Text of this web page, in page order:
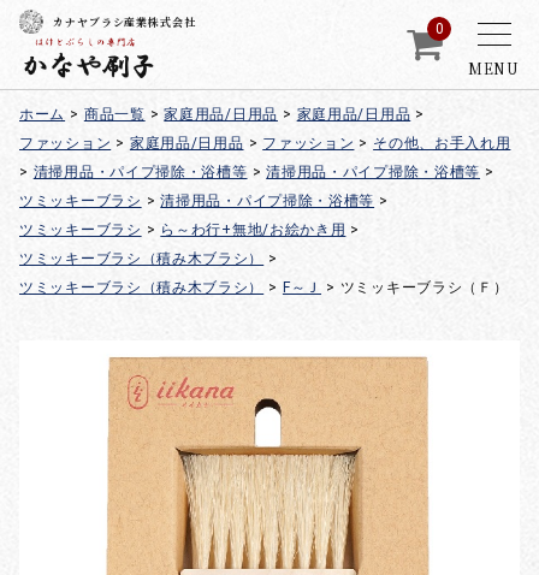
MENU
カナヤブラシ産業株式会社 0
ホーム > 商品一覧 > 家庭用品/日用品 > 家庭用品/日用品 >
ファッション > 家庭用品/日用品 > ファッション > その他、お手入れ用
> 清掃用品・パイプ掃除・浴槽等 > 清掃用品・パイプ掃除・浴槽等 >
ツミッキーブラシ > 清掃用品・パイプ掃除・浴槽等 >
ツミッキーブラシ > ら～わ行+無地/お絵かき用 >
ツミッキーブラシ（積み木ブラシ）
>
ツミッキーブラシ（積み木ブラシ）
> F～Ｊ > ツミッキーブラシ（Ｆ）